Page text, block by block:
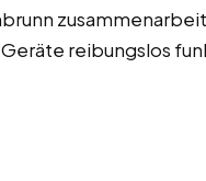
reibungslos